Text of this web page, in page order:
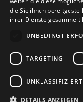
die Sie ihnen
ihrer Dienste gesammelt
UNBEDINGT
TARGETING
DETAILS ANZEIGEN